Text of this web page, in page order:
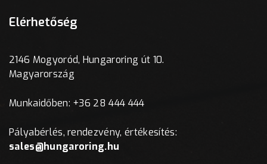
Elérhetőség
2146 Mogyoród, Hungaroring út 10.
Magyarország
Munkaidőben: +36 28 444 444
Pályabérlés, rendezvény, értékesítés:
sales@hungaroring.hu